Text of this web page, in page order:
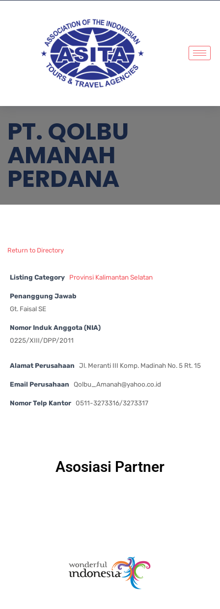
PT. QOLBU
AMANAH
PERDANA
Return to Directory
Listing Category Provinsi Kalimantan Selatan
Penanggung Jawab
Gt. Faisal SE
Nomor Induk Anggota (NIA)
0225/XIII/DPP/2011
Alamat Perusahaan Jl. Meranti III Komp. Madinah No. 5 Rt. 15
Email Perusahaan Qolbu_Amanah@yahoo.co.id
Nomor Telp Kantor 0511-3273316/3273317
Asosiasi Partner